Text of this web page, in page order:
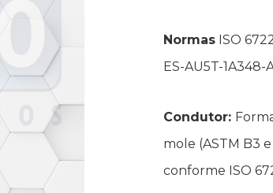
Normas ISO
ES-AU5T-1A348-
Condutor:
mole (ASTM B3
conforme ISO